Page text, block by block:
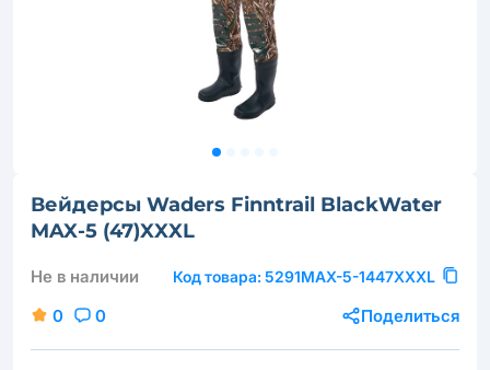
Вейдерсы Waders Finntrail BlackWater
MAX-5 (47)XXXL
Не в наличии Код товара: 5291MAX-5-1447XXXL
0 0 Поделиться